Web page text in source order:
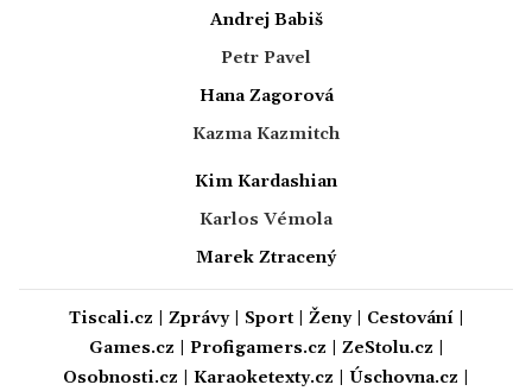
Andrej Babiš
Petr Pavel
Hana Zagorová
Kazma Kazmitch
Kim Kardashian
Karlos Vémola
Marek Ztracený
Tiscali.cz Zprávy| Sport| Ženy| Cestování|
Games.cz
Profigamers.cz ZeStolu.cz
Osobnosti.cz
Karaoketexty.cz Úschovna.cz